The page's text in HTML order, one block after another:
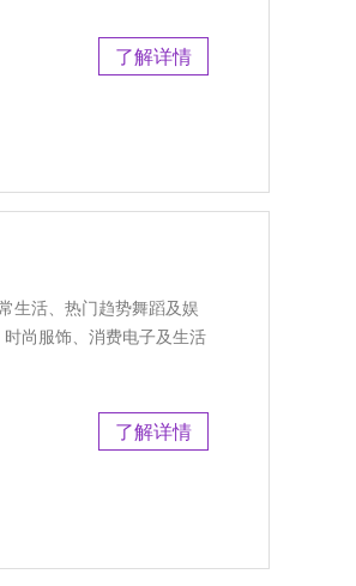
了解详情
生活、热门趋势舞蹈及娱
尚服饰、消费电子及生活
了解详情